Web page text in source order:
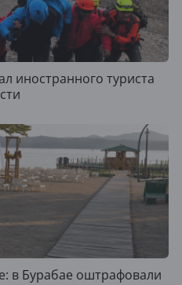
иностранного туриста
в Бурабае оштрафовали